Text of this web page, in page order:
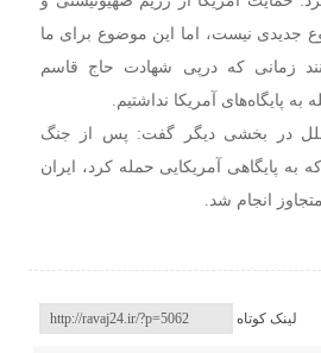
جدیدی نیست، اما این موضوع برای ما
زمانی که درپی شهادت حاج قاسم
به پایگاه‌های آمریکا نداشتیم.
در بخشی دیگر گفت: پس از جنگ
به پایگاهی آمریکایی حمله کرد، ایران
انجام شد.
لینک کوتاه